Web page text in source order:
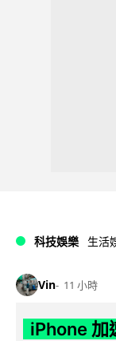
科技娛樂 生活
Vin 11 小時
iPhone 加